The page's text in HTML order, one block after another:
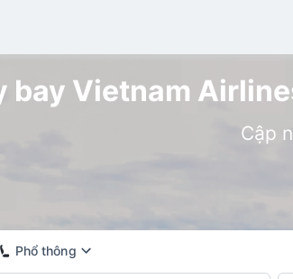
bay Vietnam
Cập
Phổ thông